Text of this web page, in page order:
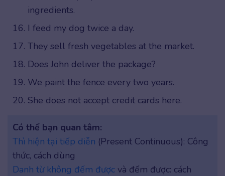
ingredients.
I feed my dog twice a day.
They sell fresh vegetables at the market.
Does John deliver the package?
We paint the fence every two years.
She does not accept credit cards here.
Có thể bạn quan tâm:
Thì hiện tại tiếp diễn (Present Continuous): Công
thức, cách dùng
Danh từ không đếm được và đếm được: cách